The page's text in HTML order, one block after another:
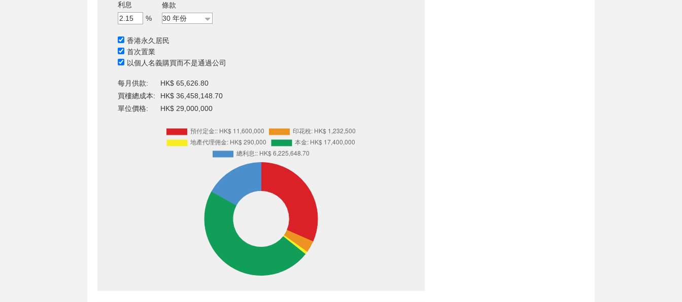
利息
%
條款
香港永久居民
首次置業
以個人名義購買而不是通過公司
每月供款:
HK$ 65,626.80
買樓總成本:
HK$ 36,458,148.70
單位價格:
HK$ 29,000,000